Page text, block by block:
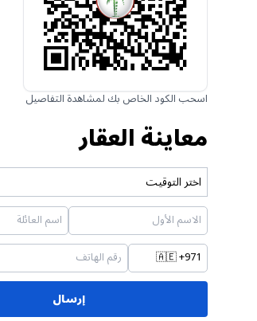
اسحب الكود الخاص بك لمشاهدة التفاصيل
معاينة العقار
اختر التوقيت
🇦🇪+971
إرسال